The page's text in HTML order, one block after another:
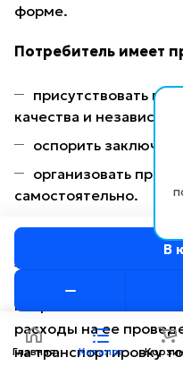
В
форме.
Потребитель имеет
присутствовать
качества и
оспорить
организовать
самостоятельно.
Если по результатам
установлено, что
отсутствуют или
потребитель обязан
расходы на ее
на транспортировку
Главная Каталог